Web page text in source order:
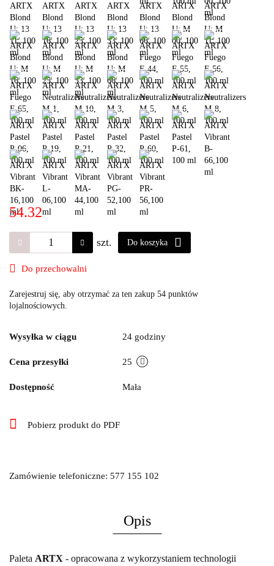
54.32
szt. Do koszyka
Do przechowalni
Zarejestruj się, aby otrzymać za ten zakup 54 punktów
lojalnościowych.
Wysyłka w ciągu 24 godziny
Cena przesyłki 25
Dostępność Mała
Pobierz produkt do PDF
Zamówienie telefoniczne: 577 155 102
Opis
Paleta ARTX - opracowana z wykorzystaniem technologii